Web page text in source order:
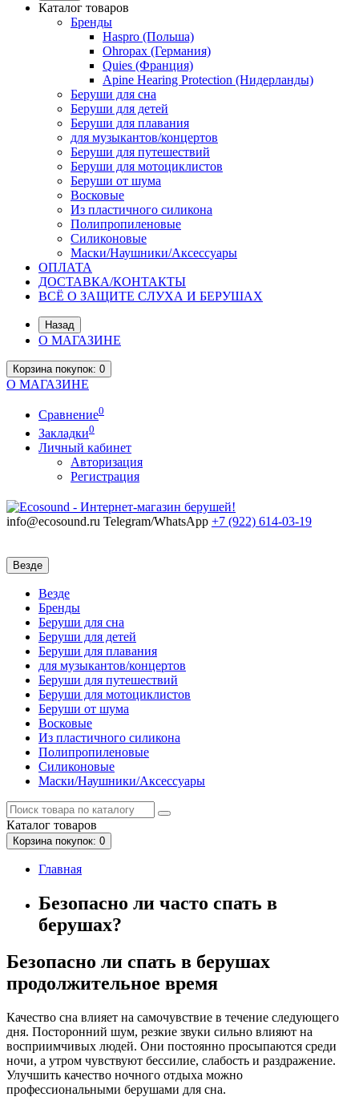
Каталог товаров
Бренды
Haspro (Польша)
Ohropax (Германия)
Quies (Франция)
Apine Hearing Protection (Нидерланды)
Беруши для сна
Беруши для детей
Беруши для плавания
для музыкантов/концертов
Беруши для путешествий
Беруши для мотоциклистов
Беруши от шума
Восковые
Из пластичного силикона
Полипропиленовые
Силиконовые
Маски/Наушники/Аксессуары
ОПЛАТА
ДОСТАВКА/КОНТАКТЫ
ВСЁ О ЗАЩИТЕ СЛУХА И БЕРУШАХ
Назад
О МАГАЗИНЕ
Корзинапокупок: 0
О МАГАЗИНЕ
Сравнение0
Закладки0
Личный кабинет
Авторизация
Регистрация
info@ecosound.ru Telegram/WhatsApp +7 (922) 614-03-19
Везде
Везде
Бренды
Беруши для сна
Беруши для детей
Беруши для плавания
для музыкантов/концертов
Беруши для путешествий
Беруши для мотоциклистов
Беруши от шума
Восковые
Из пластичного силикона
Полипропиленовые
Силиконовые
Маски/Наушники/Аксессуары
Каталог товаров
Корзина покупок: 0
Главная
Безопасно ли часто спать в
берушах?
Безопасно ли спать в берушах
продолжительное время
Качество сна влияет на самочувствие в течение следующего
дня. Посторонний шум, резкие звуки сильно влияют на
восприимчивых людей. Они постоянно просыпаются среди
ночи, а утром чувствуют бессилие, слабость и раздражение.
Улучшить качество ночного отдыха можно
профессиональными берушами для сна.